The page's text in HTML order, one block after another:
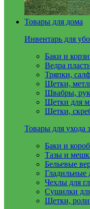
Товары для дома
Инвентарь для
Баки и
Ведра
Тряпки,
Щетки,
Швабры,
Щетки для
Щетки,
Товары для ухода
Баки и
Тазы и
Бельевые
Гладильные
Чехлы для
Сушилки
Щетки,